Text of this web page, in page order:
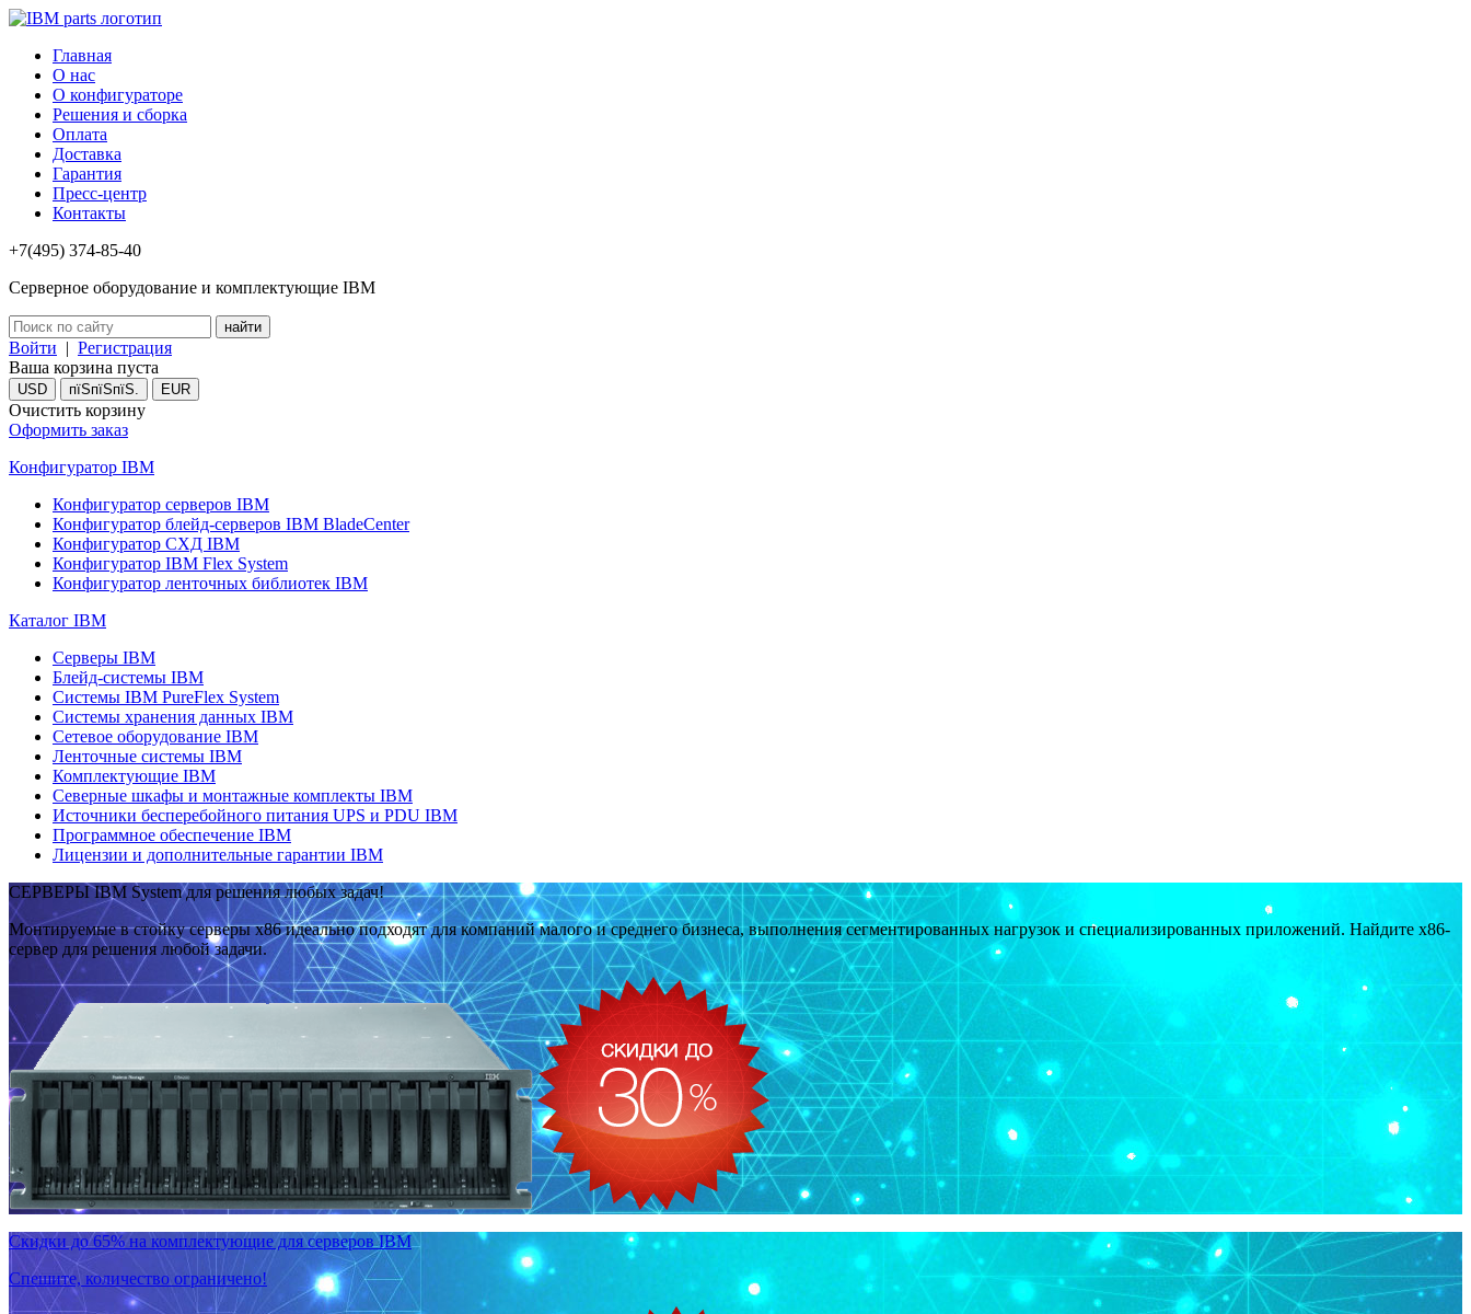
Главная
О нас
О конфигураторе
Решения и сборка
Оплата
Доставка
Гарантия
Пресс-центр
Контакты
+7(495) 374-85-40
Серверное оборудование и комплектующие IBM
Войти | Регистрация
Ваша корзина пуста
USD пїЅпїЅпїЅ. EUR
Очистить корзину
Оформить заказ
Конфигуратор IBM
Конфигуратор серверов IBM
Конфигуратор блейд-серверов IBM BladeCenter
Конфигуратор СХД IBM
Конфигуратор IBM Flex System
Конфигуратор ленточных библиотек IBM
Каталог IBM
Серверы IBM
Блейд-системы IBM
Системы IBM PureFlex System
Системы хранения данных IBM
Сетевое оборудование IBM
Ленточные системы IBM
Комплектующие IBM
Северные шкафы и монтажные комплекты IBM
Источники бесперебойного питания UPS и PDU IBM
Программное обеспечение IBM
Лицензии и дополнительные гарантии IBM
СЕРВЕРЫ IBM System для решения любых задач!
Монтируемые в стойку серверы x86 идеально подходят для компаний малого и среднего бизнеса, выполнения сегментированных нагрузок и специализированных приложений. Найдите x86-
сервер для решения любой задачи.
Скидки до 65% на комплектующие для серверов IBM
Спешите, количество ограничено!